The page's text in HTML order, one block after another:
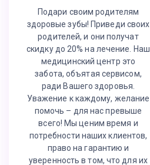
Подари своим родителям
здоровые зубы! Приведи своих
родителей, и они получат
скидку до 20% на лечение. Наш
медицинский центр это
забота, объятая сервисом,
ради Вашего здоровья.
Уважение к каждому, желание
помочь – для нас превыше
всего! Мы ценим время и
потребности наших клиентов,
право на гарантию и
уверенность в том, что для их